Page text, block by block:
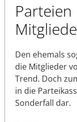
Den ehemals
die Mitglieder
Trend. Doch
in die
Sonderfall dar.